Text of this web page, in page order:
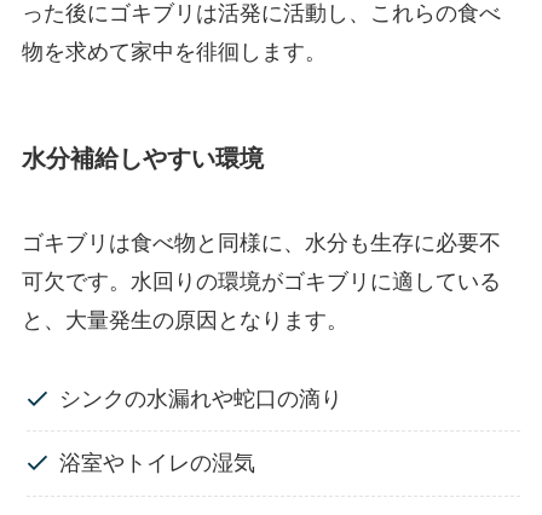
った後にゴキブリは活発に活動し、これらの食べ
物を求めて家中を徘徊します。
水分補給しやすい環境
ゴキブリは食べ物と同様に、水分も生存に必要不
可欠です。水回りの環境がゴキブリに適している
と、大量発生の原因となります。
シンクの水漏れや蛇口の滴り
浴室やトイレの湿気